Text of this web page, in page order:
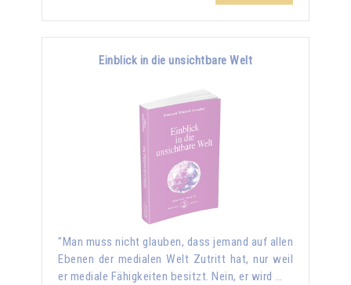
Einblick in die unsichtbare Welt
"Man muss nicht glauben, dass jemand auf allen
Ebenen der medialen Welt Zutritt hat, nur weil
er mediale Fähigkeiten besitzt. Nein, er wird …